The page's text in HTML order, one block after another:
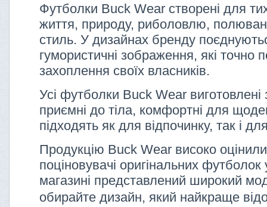
Футболки Buck Wear створені для
життя, природу, риболовлю,
стиль. У дизайнах бренду
гумористичні зображення, які точно
захоплення своїх власників.
Усі футболки Buck Wear
приємні до тіла, комфортні для
підходять як для відпочинку, так і
Продукцію Buck Wear високо
поціновувачі оригінальних
магазині представлений широкий
обирайте дизайн, який найкраще